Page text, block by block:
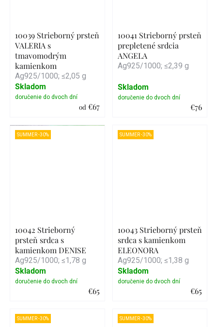
10039 Strieborný prsteň
VALERIA s
tmavomodrým
kamienkom
Ag925/1000; ≤2,05 g
od €67
Detail
Skladom
10041 Strieborný prsteň
prepletené srdcia
ANGELA
Ag925/1000; ≤2,39 g
€76
Skladom
SUMMER -30%
10042 Strieborný
prsteň srdca s
kamienkom DENISE
Ag925/1000; ≤1,78 g
€65
Skladom
SUMMER -30%
10043 Strieborný prsteň
srdca s kamienkom
ELEONORA
Ag925/1000; ≤1,38 g
€65
Skladom
SUMMER -30% SUMMER -30%